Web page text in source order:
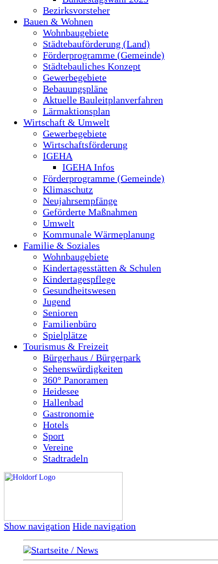
Bezirksvorsteher
Bauen & Wohnen
Wohnbaugebiete
Städtebauförderung (Land)
Förderprogramme (Gemeinde)
Städtebauliches Konzept
Gewerbegebiete
Bebauungspläne
Aktuelle Bauleitplanverfahren
Lärmaktionsplan
Wirtschaft & Umwelt
Gewerbegebiete
Wirtschaftsförderung
IGEHA
IGEHA Infos
Förderprogramme (Gemeinde)
Klimaschutz
Neujahrsempfänge
Geförderte Maßnahmen
Umwelt
Kommunale Wärmeplanung
Familie & Soziales
Wohnbaugebiete
Kindertagesstätten & Schulen
Kindertagespflege
Gesundheitswesen
Jugend
Senioren
Familienbüro
Spielplätze
Tourismus & Freizeit
Bürgerhaus / Bürgerpark
Sehenswürdigkeiten
360° Panoramen
Heidesee
Hallenbad
Gastronomie
Hotels
Sport
Vereine
Stadtradeln
Show navigation Hide navigation
Startseite / News